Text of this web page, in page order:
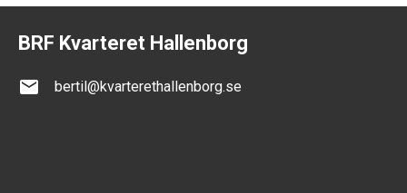
BRF Kvarteret Hallenborg
email bertil@kvarterethallenborg.se